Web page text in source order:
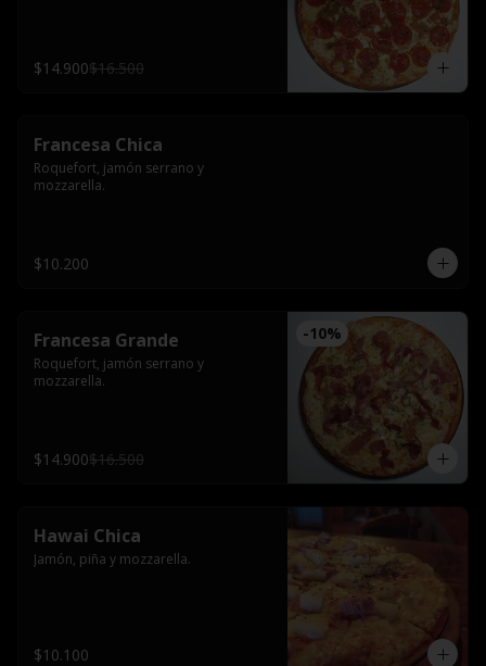
$14.900$16.500
Francesa Chica
Roquefort, jamón serrano y
mozzarella.
$10.200
-10%
Francesa Grande
Roquefort, jamón serrano y
mozzarella.
$14.900$16.500
Hawai Chica
Jamón, piña y mozzarella.
$10.100